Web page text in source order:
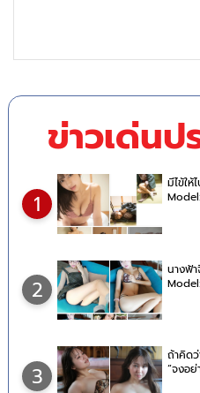
ข่าวเด่นป
1
มีไข้ให้
2
นางฟ้
3
ถ้าคิด
“จงอ